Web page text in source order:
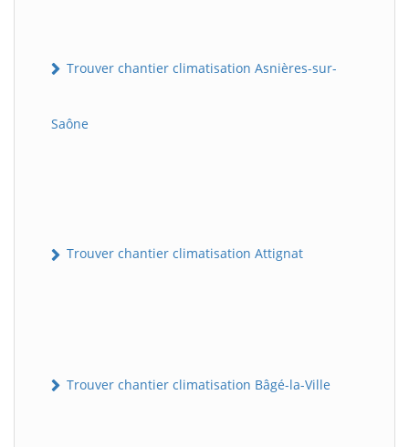
Trouver chantier climatisation Asnières-sur-
Saône
Trouver chantier climatisation Attignat
Trouver chantier climatisation Bâgé-la-Ville